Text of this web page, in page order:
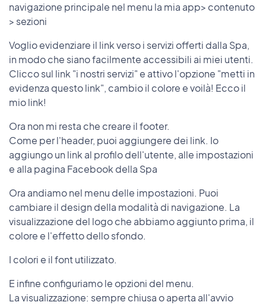
navigazione principale nel menu la mia app> contenuto
> sezioni
Voglio evidenziare il link verso i servizi offerti dalla Spa,
in modo che siano facilmente accessibili ai miei utenti.
Clicco sul link "i nostri servizi" e attivo l'opzione "metti in
evidenza questo link", cambio il colore e voilà! Ecco il
mio link!
Ora non mi resta che creare il footer.
Come per l'header, puoi aggiungere dei link. Io
aggiungo un link al profilo dell'utente, alle impostazioni
e alla pagina Facebook della Spa
Ora andiamo nel menu delle impostazioni. Puoi
cambiare il design della modalità di navigazione. La
visualizzazione del logo che abbiamo aggiunto prima, il
colore e l'effetto dello sfondo.
I colori e il font utilizzato.
E infine configuriamo le opzioni del menu.
La visualizzazione: sempre chiusa o aperta all'avvio